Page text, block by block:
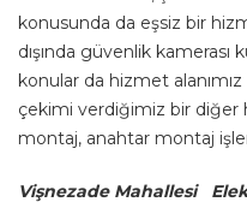
konusunda da eşsiz bir
dışında güvenlik
konular da hizmet
çekimi verdiğimiz bir diğer
montaj, anahtar montaj
Vişnezade Mahallesi